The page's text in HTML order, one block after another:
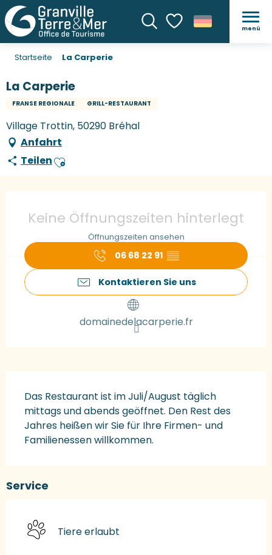
SucheVoir les favoris
menü
Startseite La Carperie
La Carperie
FRANSE REGIONALE GRILL-RESTAURANT
Village Trottin, 50290 Bréhal
Anfahrt
TeilenAjouter aux favoris
Keine Öffnungszeiten hinterlegt
Öffnungszeiten ansehen
06 68 22 91 ▒▒
Kontaktieren Sie uns
domainedelacarperie.fr
Das Restaurant ist im Juli/August täglich
mittags und abends geöffnet. Den Rest des
Jahres heißen wir Sie für Ihre Firmen- und
Familienessen willkommen.
Service
Tiere erlaubt